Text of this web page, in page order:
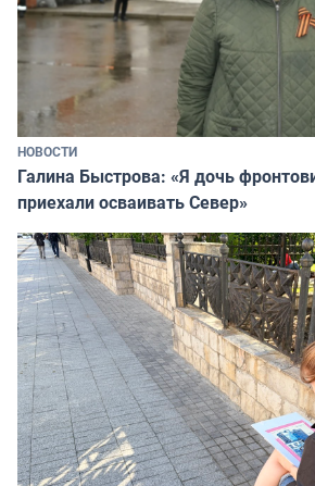
НОВОСТИ
Галина Быстрова: «Я дочь
приехали осваивать Север»